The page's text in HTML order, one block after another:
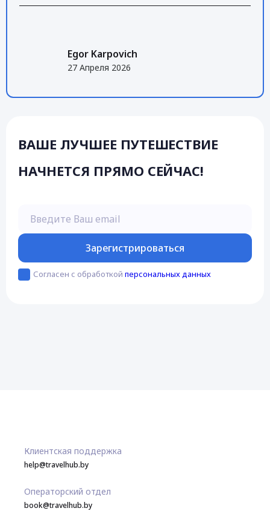
Egor Karpovich
27 Апреля 2026
ВАШЕ ЛУЧШЕЕ ПУТЕШЕСТВИЕ
НАЧНЕТСЯ ПРЯМО СЕЙЧАС!
Зарегистрироваться
Согласен с обработкой персональных данных
Клиентская поддержка
help@travelhub.by
Операторский отдел
book@travelhub.by